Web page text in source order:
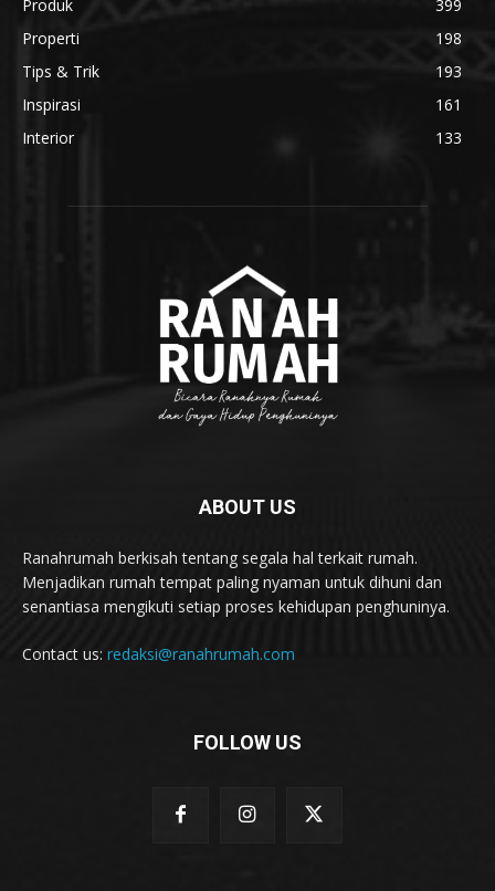
Produk
399
Properti
198
Tips & Trik
193
Inspirasi
161
Interior
133
ABOUT US
Ranahrumah berkisah tentang segala hal terkait rumah.
Menjadikan rumah tempat paling nyaman untuk dihuni dan
senantiasa mengikuti setiap proses kehidupan penghuninya.
Contact us: redaksi@ranahrumah.com
FOLLOW US